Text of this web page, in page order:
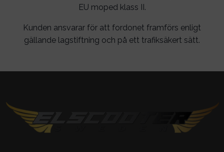
EU moped klass II.
Kunden ansvarar för att fordonet framförs enligt
gällande lagstiftning och på ett trafiksäkert sätt.